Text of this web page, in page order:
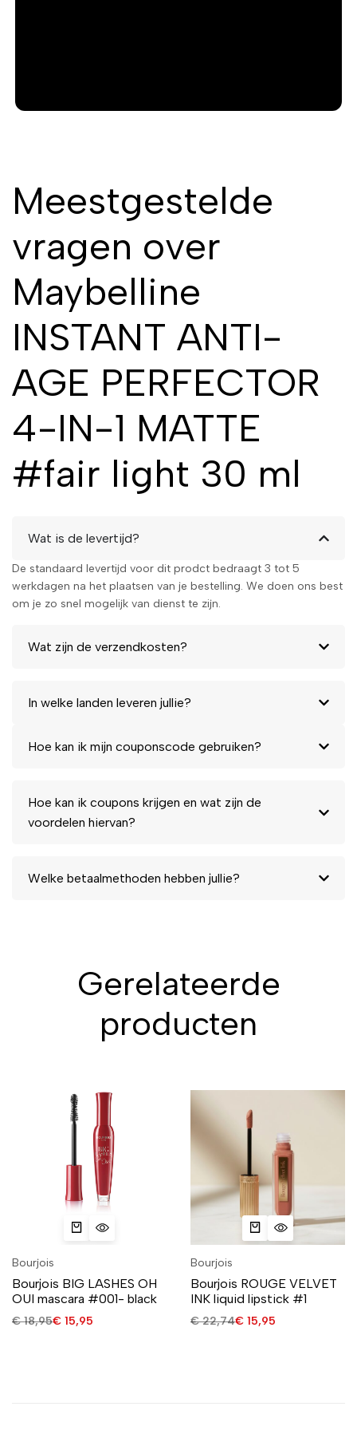
Meestgestelde
vragen over
Maybelline
INSTANT ANTI-
AGE PERFECTOR
4-IN-1 MATTE
#fair light 30 ml
Wat is de levertijd?
De standaard levertijd voor dit prodct bedraagt 3 tot 5
werkdagen na het plaatsen van je bestelling. We doen ons best
om je zo snel mogelijk van dienst te zijn.
Wat zijn de verzendkosten?
In welke landen leveren jullie?
Hoe kan ik mijn couponscode gebruiken?
Hoe kan ik coupons krijgen en wat zijn de
voordelen hiervan?
Welke betaalmethoden hebben jullie?
Gerelateerde
producten
Bourjois
Bourjois BIG LASHES OH
OUI mascara #001- black
€18,95€ 15,95
Bourjois
Bourjois ROUGE VELVET
INK liquid lipstick #1
€22,74€ 15,95